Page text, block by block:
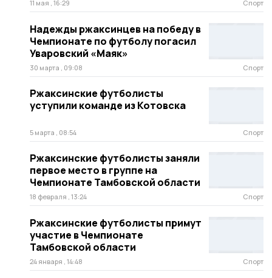
11 мая , 16:29 Спорт
Надежды ржаксинцев на победу в
Чемпионате по футболу погасил
Уваровский «Маяк»
30 марта , 09:08 Спорт
Ржаксинские футболисты
уступили команде из Котовска
5 марта , 08:54 Спорт
Ржаксинские футболисты заняли
первое место в группе на
Чемпионате Тамбовской области
18 февраля , 13:24 Спорт
Ржаксинские футболисты примут
участие в Чемпионате
Тамбовской области
24 января , 14:48 Спорт